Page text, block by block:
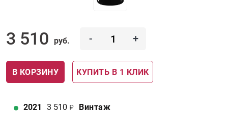
3 510 руб. - +
В КОРЗИНУ КУПИТЬ В 1 КЛИК
2021 3 510 Винтаж